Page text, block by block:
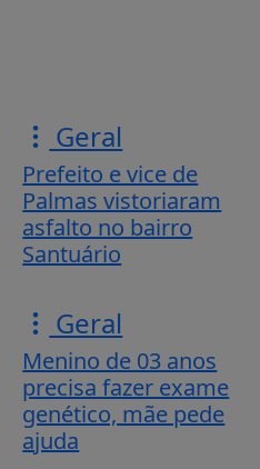
Geral
Prefeito e vice de
Palmas vistoriaram
asfalto no bairro
Santuário
Geral
Menino de 03 anos
precisa fazer exame
genético, mãe pede
ajuda